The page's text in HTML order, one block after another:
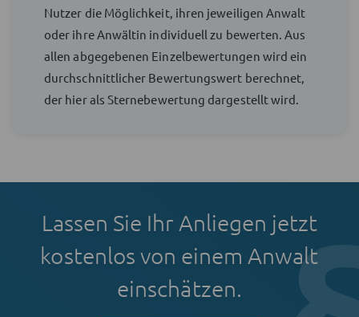
Nutzer die Möglichkeit, ihren jeweiligen Anwalt
oder ihre Anwältin individuell zu bewerten. Aus
allen abgegebenen Einzelbewertungen wird ein
durchschnittlicher Bewertungswert berechnet,
der hier als Sternebewertung dargestellt wird.
Lassen Sie Ihr Anliegen jetzt
kostenlos von einem Anwalt
einschätzen.